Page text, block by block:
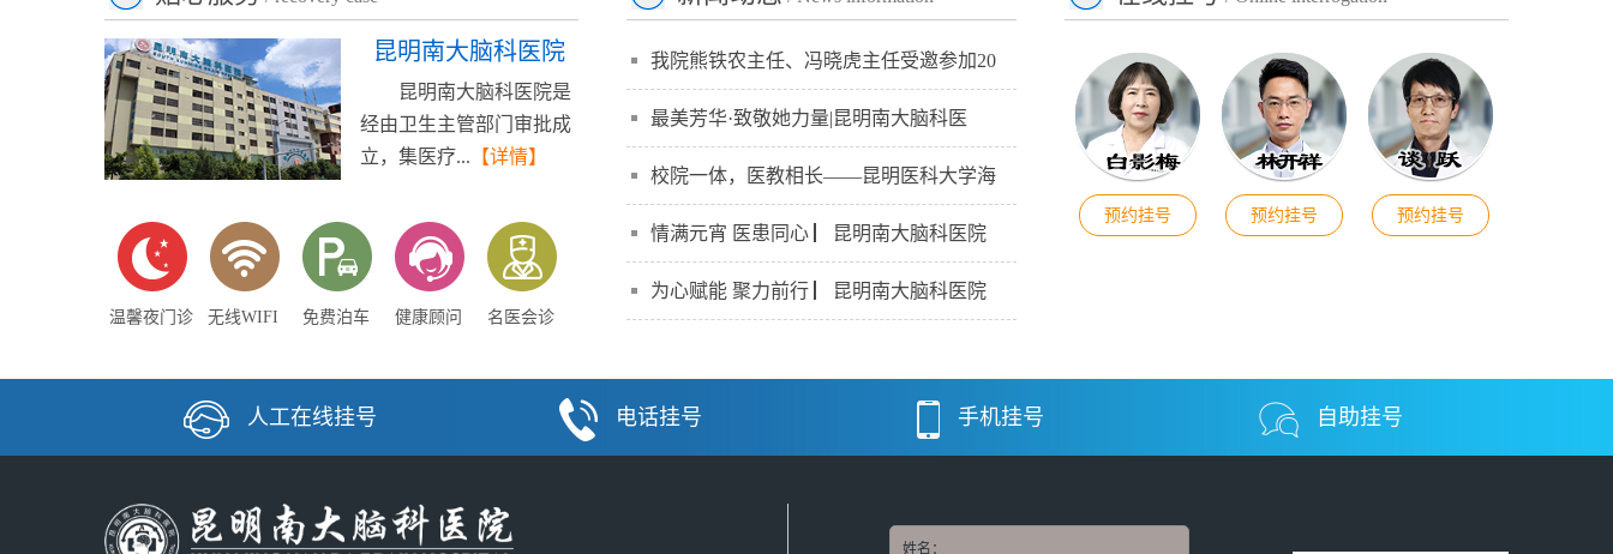
昆明南大脑科医院
昆明南大脑科医院是
经由卫生主管部门审批成
立，集医疗... 【详情】
温馨夜门诊 无线WIFI 免费泊车 健康顾问 名医会诊
我院熊铁农主任、冯晓虎主任受邀参加20
最美芳华·致敬她力量|昆明南大脑科医
校院一体，医教相长——昆明医科大学海
情满元宵 医患同心 ▏昆明南大脑科医院
为心赋能 聚力前行 ▏昆明南大脑科医院
预约挂号 预约挂号 预约挂号
人工在线挂号 电话挂号 手机挂号 自助挂号